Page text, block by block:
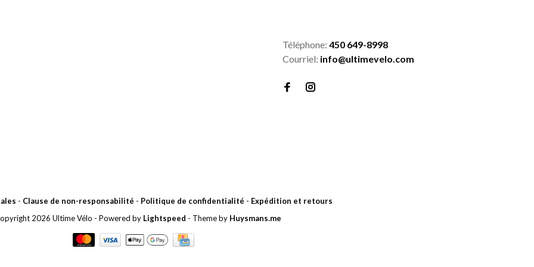
Téléphone: 450 649-8998
Courriel: info@ultimevelo.com
- Clause de non-responsabilité - Politique de confidentialité - Expédition et retours
2026 Ultime Vélo - Powered by Lightspeed - Theme by Huysmans.me